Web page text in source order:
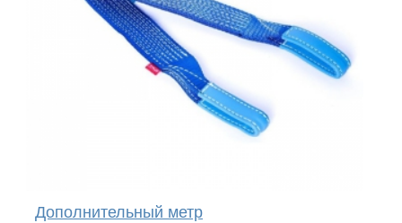
Дополнительный метр